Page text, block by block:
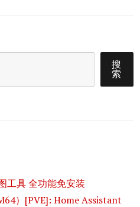
搜
索
工具 全功能免安装
）[PVE]: Home Assistant